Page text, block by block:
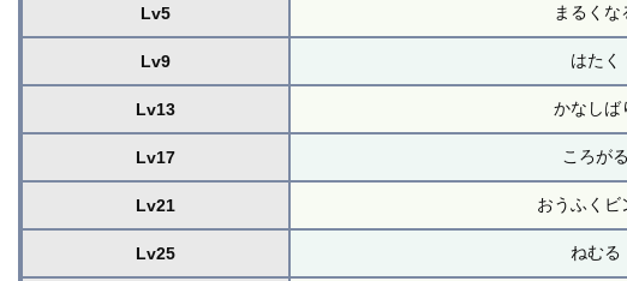
Lv5 まるくな
Lv9 はたく
Lv13 かなしば
Lv17 ころがる
Lv21 おうふくビ
Lv25 ねむる